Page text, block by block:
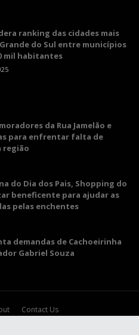
ranking das cidades mais
do Sul entre municípios
mil habitantes
da Rua Jamelão e
para enfrentar falta de
região
do Dia dos Pais, Shopping do
beneficente para ajudar as
pelas enchentes
demandas de Cachoeirinha
Gabriel Souza
Contact Us